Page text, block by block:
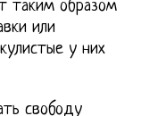
таким образом
или
у них
свободу